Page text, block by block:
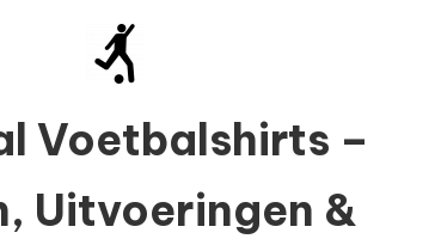
Voetbalshirts –
Uitvoeringen &